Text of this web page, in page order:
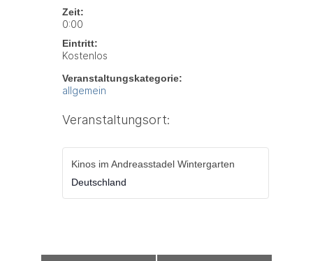
Zeit:
0:00
Eintritt:
Kostenlos
Veranstaltungskategorie:
allgemein
Veranstaltungsort:
Kinos im Andreasstadel Wintergarten
Deutschland